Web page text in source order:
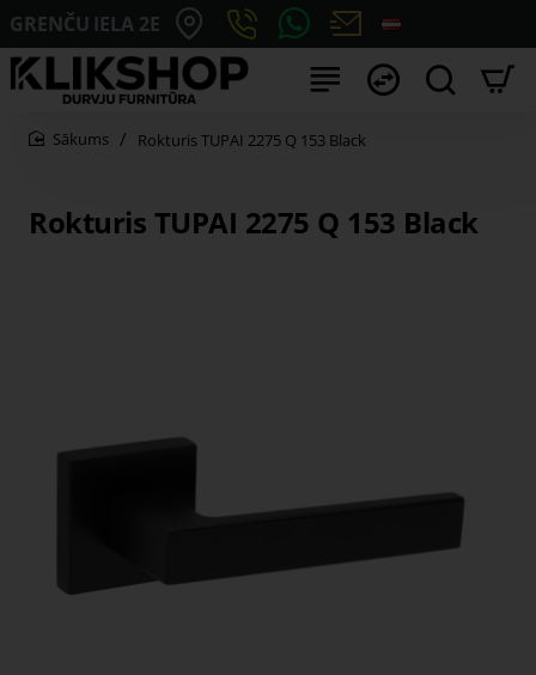
GRENČU IELA 2E
Rokturis TUPAI 2275 Q 153 Black
Rokturis TUPAI 2275 Q 153 Black